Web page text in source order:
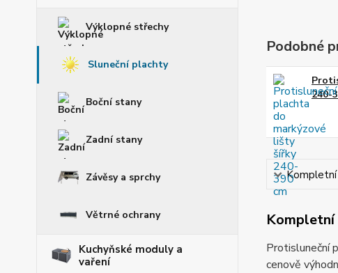
Výklopné střechy
Sluneční plachty
Boční stany
Zadní stany
Závěsy a sprchy
Větrné ochrany
Kuchyňské moduly a
vaření
Podobné
240-
Kompletní
Kompletní
Protisluneční
cenově